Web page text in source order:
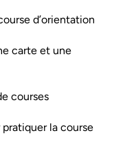
d’orientation
carte et une
courses
la course